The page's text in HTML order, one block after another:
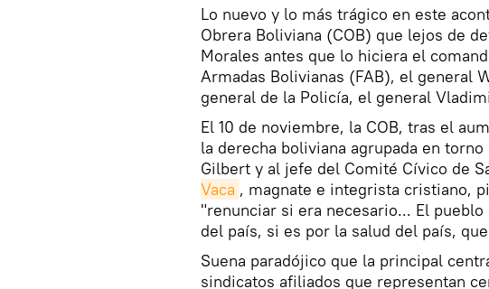
Lo nuevo y lo más trágico en este
Obrera Boliviana (COB) que lejos de
Morales antes que lo hiciera el
Armadas Bolivianas (FAB), el general
general de la Policía, el general
El 10 de noviembre, la COB, tras el
la derecha boliviana agrupada en
Gilbert y al jefe del Comité Cívico de
Vaca , magnate e integrista cristiano,
"renunciar si era necesario... El
del país, si es por la salud del país,
Suena paradójico que la principal
sindicatos afiliados que representan